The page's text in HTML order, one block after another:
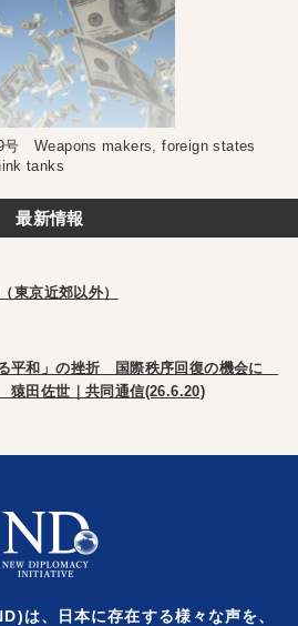
号 Weapons makers, foreign states
tanks
最新情報
東京近郊以外）
る平和」の挫折 国際秩序回復の機会に
田佐世｜共同通信(26.6.20)
は、日本に存在する様々な声を、